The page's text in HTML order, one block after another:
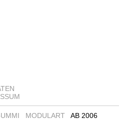
MODULART AB 2006